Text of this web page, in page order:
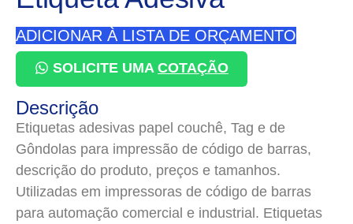
ADICIONAR À LISTA DE ORÇAMENTO
SOLICITE UMA COTAÇÃO
Descrição
Etiquetas adesivas papel couchê, Tag e de
Gôndolas para impressão de código de barras,
descrição do produto, preços e tamanhos.
Utilizadas em impressoras de código de barras
para automação comercial e industrial. Etiquetas